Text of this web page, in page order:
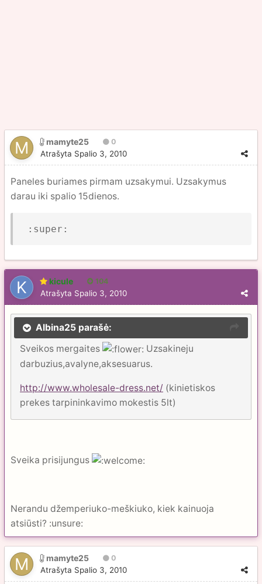
mamyte25 0
Atrašyta Spalio 3, 2010
Paneles buriames pirmam uzsakymui. Uzsakymus
darau iki spalio 15dienos.
:super:
kicule 104
Atrašyta Spalio 3, 2010
Albina25 parašė:
Sveikos mergaites
Uzsakineju
darbuzius,avalyne,aksesuarus.
http://www.wholesale-dress.net/ (kinietiskos
prekes tarpininkavimo mokestis 5lt)
Sveika prisijungus
Nerandu džemperiuko-meškiuko, kiek kainuoja
atsiūsti? :unsure:
mamyte25 0
Atrašyta Spalio 3, 2010